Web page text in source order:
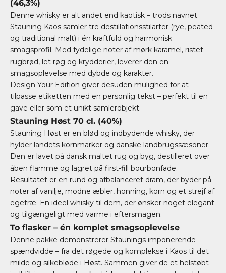
(46,3%)
Denne whisky er alt andet end kaotisk – trods navnet.
Stauning Kaos samler tre destillationsstilarter (rye, peated
og traditional malt) i én kraftfuld og harmonisk
smagsprofil. Med tydelige noter af mørk karamel, ristet
rugbrød, let røg og krydderier, leverer den en
smagsoplevelse med dybde og karakter.
Design Your Edition giver desuden mulighed for at
tilpasse etiketten med en personlig tekst – perfekt til en
gave eller som et unikt samlerobjekt.
Stauning Høst 70 cl. (40%)
Stauning Høst er en blød og indbydende whisky, der
hylder landets kornmarker og danske landbrugssæsoner.
Den er lavet på dansk maltet rug og byg, destilleret over
åben flamme og lagret på first-fill bourbonfade.
Resultatet er en rund og afbalanceret dram, der byder på
noter af vanilje, modne æbler, honning, korn og et strejf af
egetræ. En ideel whisky til dem, der ønsker noget elegant
og tilgængeligt med varme i eftersmagen.
To flasker – én komplet smagsoplevelse
Denne pakke demonstrerer Staunings imponerende
spændvidde – fra det røgede og komplekse i Kaos til det
milde og silkebløde i Høst. Sammen giver de et helstøbt